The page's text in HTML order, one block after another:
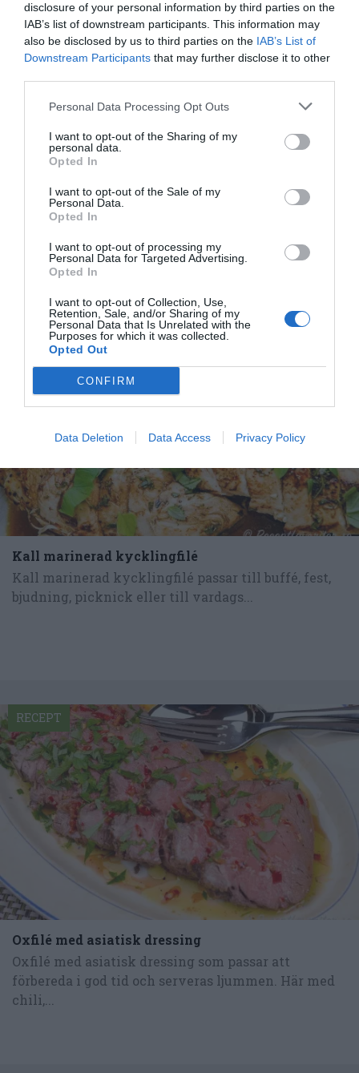
disclosure of your personal information by third parties on the
IAB’s list of downstream participants. This information may
also be disclosed by us to third parties on the IAB’s List of
Downstream Participants that may further disclose it to other
Personal Data Processing Opt Outs
I want to opt-out of the Sharing of my
personal data.
Opted In
I want to opt-out of the Sale of my
Personal Data.
Opted In
I want to opt-out of processing my
Personal Data for Targeted Advertising.
Opted In
I want to opt-out of Collection, Use,
Retention, Sale, and/or Sharing of my
Personal Data that Is Unrelated with the
Purposes for which it was collected.
Opted Out
CONFIRM
Data Deletion Data Access Privacy Policy
Fylld kycklingfilé med parmaskinka
Kycklingfilé fylld med en röra av basilika,
soltorkade tomater, färskost och vitlök som steks
Kall marinerad kycklingfilé
Kall marinerad kycklingfilé passar till buffé, fest,
bjudning, picknick eller till vardags...
RECEPT
Oxfilé med asiatisk dressing
Oxfilé med asiatisk dressing som passar att
förbereda i god tid och serveras ljummen. Här med
chili,...
RECEPT